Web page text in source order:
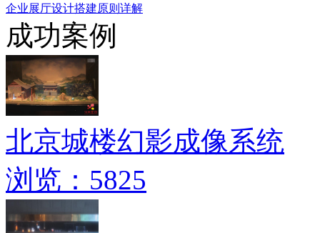
企业展厅设计搭建原则详解
成功案例
北京城楼幻影成像系统
浏览：5825